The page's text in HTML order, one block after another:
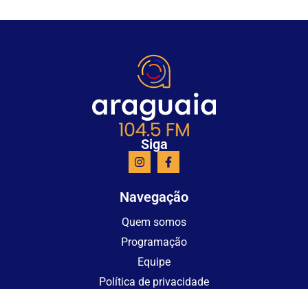
Siga
Navegação
Quem somos
Programação
Equipe
Política de privacidade